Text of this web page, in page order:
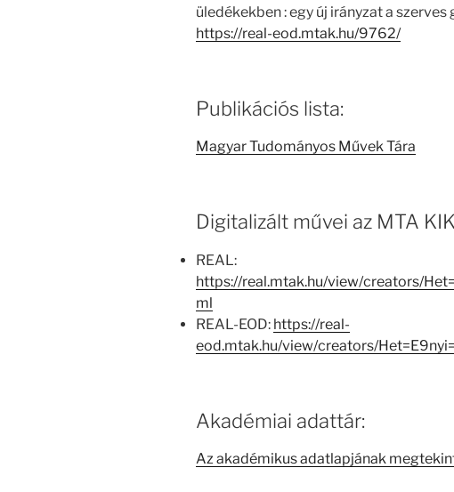
üledékekben : egy új irányzat a
https://real-eod.mtak.hu/9762/
Publikációs lista:
Magyar Tudományos Művek Tára
Digitalizált művei az MTA
REAL:
https://real.mtak.hu/view/creators/
ml
REAL-EOD: https://real-
eod.mtak.hu/view/creators/
Akadémiai adattár:
Az akadémikus adatlapjának